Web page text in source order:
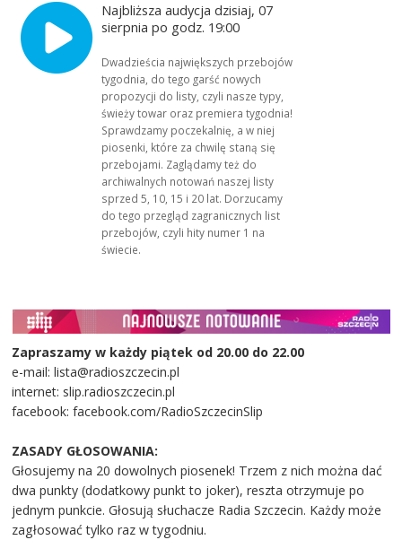
Najbliższa audycja dzisiaj, 07
sierpnia po godz. 19:00
Dwadzieścia największych przebojów
tygodnia, do tego garść nowych
propozycji do listy, czyli nasze typy,
świeży towar oraz premiera tygodnia!
Sprawdzamy poczekalnię, a w niej
piosenki, które za chwilę staną się
przebojami. Zaglądamy też do
archiwalnych notowań naszej listy
sprzed 5, 10, 15 i 20 lat. Dorzucamy
do tego przegląd zagranicznych list
przebojów, czyli hity numer 1 na
świecie.
Zapraszamy w każdy piątek od 20.00 do 22.00
e-mail: lista@radioszczecin.pl
internet: slip.radioszczecin.pl
facebook: facebook.com/RadioSzczecinSlip
ZASADY GŁOSOWANIA:
Głosujemy na 20 dowolnych piosenek! Trzem z nich można dać
dwa punkty (dodatkowy punkt to joker), reszta otrzymuje po
jednym punkcie. Głosują słuchacze Radia Szczecin. Każdy może
zagłosować tylko raz w tygodniu.